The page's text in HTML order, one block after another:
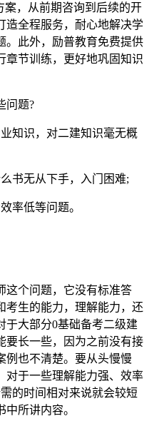
案，从前期咨询到后续的开
造全程服务，耐心地解决学
。此外，励普教育免费提供
章节训练，更好地巩固知识
问题?
知识，对二建知识毫无概
书无从下手，入门困难;
率低等问题。
这个问题，它没有标准答
考生的能力，理解能力，还
于大部分0基础备考二级建
要长一些，因为之前没有接
例也不清楚。要从头慢慢
对于一些理解能力强、效率
的时间相对来说就会较短
所讲内容。